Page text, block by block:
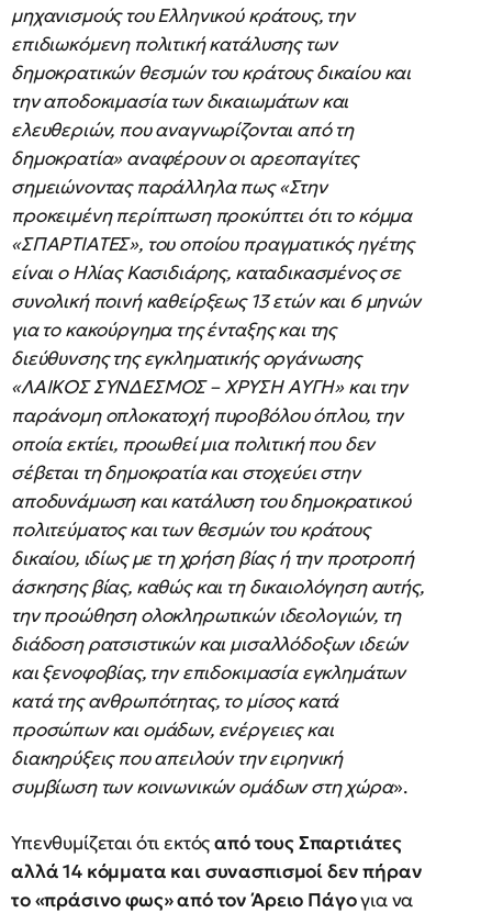
μηχανισμούς του Ελληνικού κράτους, την
επιδιωκόμενη πολιτική κατάλυσης των
δημοκρατικών θεσμών του κράτους δικαίου και
την αποδοκιμασία των δικαιωμάτων και
ελευθεριών, που αναγνωρίζονται από τη
δημοκρατία» αναφέρουν οι αρεοπαγίτες
σημειώνοντας παράλληλα πως «Στην
προκειμένη περίπτωση προκύπτει ότι το κόμμα
«ΣΠΑΡΤΙΑΤΕΣ», του οποίου πραγματικός ηγέτης
είναι ο Ηλίας Κασιδιάρης, καταδικασμένος σε
συνολική ποινή καθείρξεως 13 ετών και 6 μηνών
για το κακούργημα της ένταξης και της
διεύθυνσης της εγκληματικής οργάνωσης
«ΛΑΙΚΟΣ ΣΥΝΔΕΣΜΟΣ – ΧΡΥΣΗ ΑΥΓΗ» και την
παράνομη οπλοκατοχή πυροβόλου όπλου, την
οποία εκτίει, προωθεί μια πολιτική που δεν
σέβεται τη δημοκρατία και στοχεύει στην
αποδυνάμωση και κατάλυση του δημοκρατικού
πολιτεύματος και των θεσμών του κράτους
δικαίου, ιδίως με τη χρήση βίας ή την προτροπή
άσκησης βίας, καθώς και τη δικαιολόγηση αυτής,
την προώθηση ολοκληρωτικών ιδεολογιών, τη
διάδοση ρατσιστικών και μισαλλόδοξων ιδεών
και ξενοφοβίας, την επιδοκιμασία εγκλημάτων
κατά της ανθρωπότητας, το μίσος κατά
προσώπων και ομάδων, ενέργειες και
διακηρύξεις που απειλούν την ειρηνική
συμβίωση των κοινωνικών ομάδων στη χώρα».
Υπενθυμίζεται ότι εκτόςαπό τους Σπαρτιάτες
αλλά 14 κόμματα και συνασπισμοί δεν πήραν
το «πράσινο φως» από τον Άρειο Πάγογια να